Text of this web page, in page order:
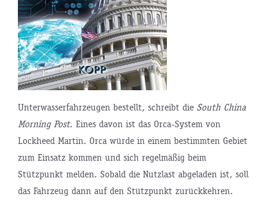
Unterwasserfahrzeugen bestellt, schreibt die South China
Morning Post. Eines davon ist das Orca-System von
Lockheed Martin. Orca würde in einem bestimmten Gebiet
zum Einsatz kommen und sich regelmäßig beim
Stützpunkt melden. Sobald die Nutzlast abgeladen ist, soll
das Fahrzeug dann auf den Stützpunkt zurückkehren.